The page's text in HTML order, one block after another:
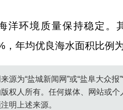
洋环境质量保持稳定
，年均优良海水面积比例
源为“盐城新闻网”或“盐阜大众
权人所有。任何媒体、网站或
明上述来源。